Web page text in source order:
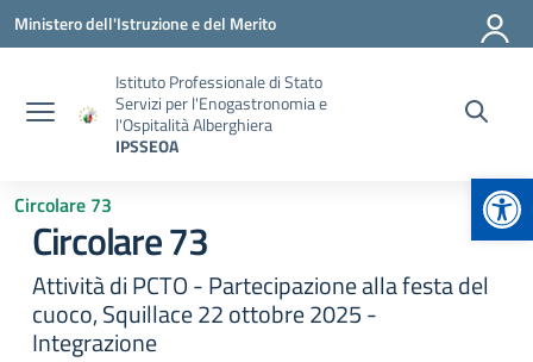
Vai ai contenuti
Vai al menu di navigazione
Vai al footer
Ministero dell'Istruzione e del Merito
Istituto Professionale di Stato
Servizi per l'Enogastronomia e
l'Ospitalità Alberghiera
IPSSEOA
Circolare 73
Circolare 73
Attività di PCTO - Partecipazione alla festa del
cuoco, Squillace 22 ottobre 2025 -
Integrazione